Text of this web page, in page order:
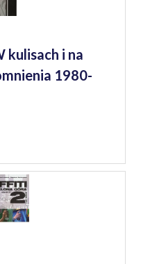
kulisach i na
1980-